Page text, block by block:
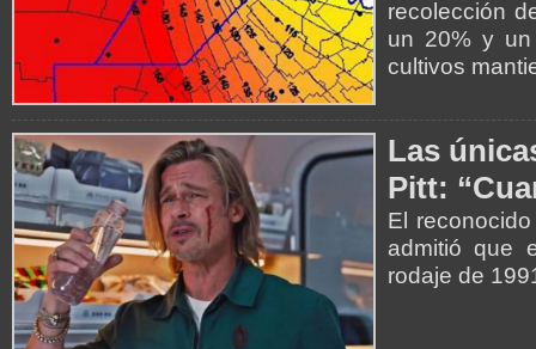
recolección
un 20% y
cultivos
Las
Pitt:
El
admitió que
rodaje de